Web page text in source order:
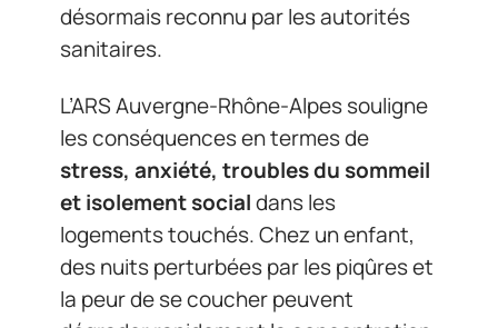
désormais reconnu par les autorités
sanitaires.
L’ARS Auvergne-Rhône-Alpes souligne
les conséquences en termes de
stress, anxiété, troubles du sommeil
et isolement socialdans les
logements touchés. Chez un enfant,
des nuits perturbées par les piqûres et
la peur de se coucher peuvent